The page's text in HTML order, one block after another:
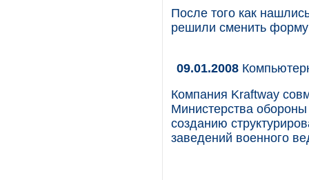
После того как
решили сменить форму
09.01.2008
Компания Kraftway
Министерства
созданию
заведений военного